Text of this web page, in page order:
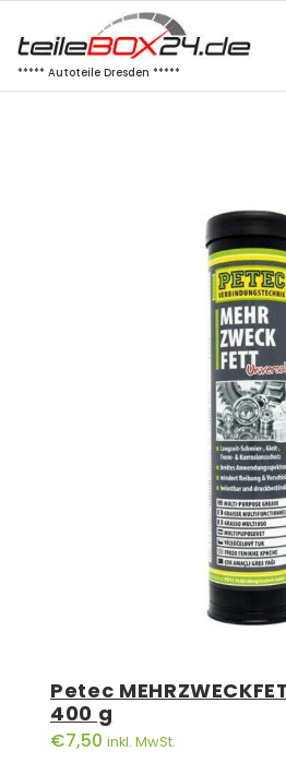
Inhalt
springen
***** Autoteile Dresden *****
Petec
400 g
€7,50 inkl. MwSt.